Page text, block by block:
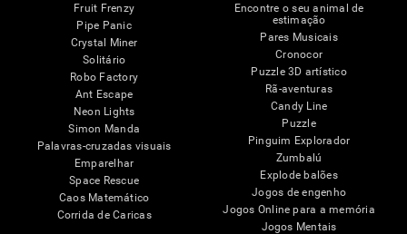
Fruit Frenzy
Pipe Panic
Crystal Miner
Solitário
Robo Factory
Ant Escape
Neon Lights
Simon Manda
Palavras-cruzadas visuais
Emparelhar
Space Rescue
Caos Matemático
Corrida de Caricas
Encontre o seu animal de
estimação
Pares Musicais
Cronocor
Puzzle 3D artístico
Rã-aventuras
Candy Line
Puzzle
Pinguim Explorador
Zumbalú
Explode balões
Jogos de engenho
Jogos Online para a memória
Jogos Mentais